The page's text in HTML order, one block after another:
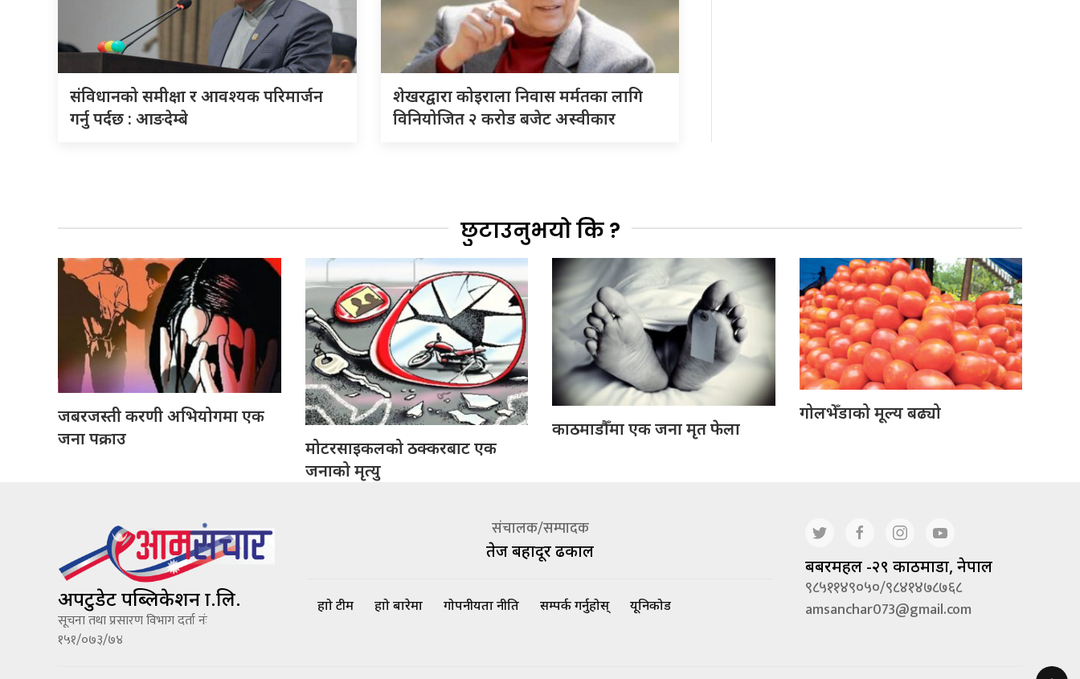
संविधानको समीक्षा र आवश्यक परिमार्जन
गर्नु पर्दछ : आङदेम्बे
शेखरद्वारा कोइराला निवास मर्मतका लागि
विनियोजित २ करोड बजेट अस्वीकार
छुटाउनुभयो कि ?
जबरजस्ती करणी अभियोगमा एक
जना पक्राउ
मोटरसाइकलको ठक्करबाट एक
जनाको मृत्यु
काठमाडौँमा एक जना मृत फेला
गोलभेँडाको मूल्य बढ्यो
अपटुडेट पब्लिकेशन प्रा.लि.
सूचना तथा प्रसारण विभाग दर्ता नंः
१५१/०७३/७४
संचालक/सम्पादक
तेज बहादूर ढकाल
हाम्रो टीम हाम्रो बारेमा गोपनीयता नीति सम्पर्क गर्नुहोस् यूनिकोड
बबरमहल -२९ काठमाडौं, नेपाल
९८५११४९०५०/९८४१४७८७६८
amsanchar073@gmail.com